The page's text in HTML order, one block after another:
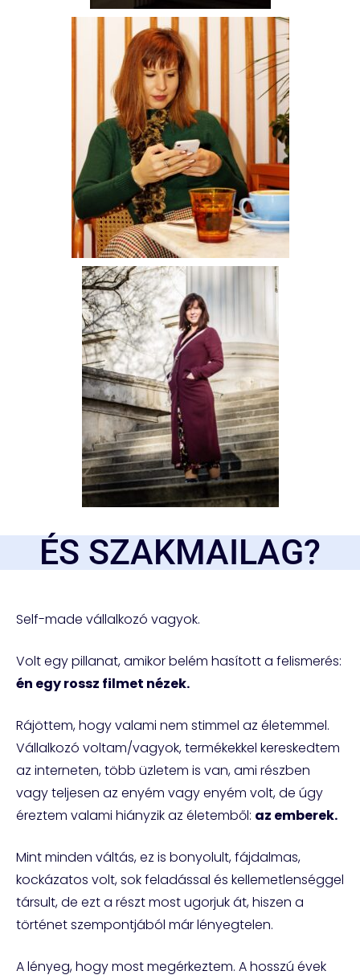
ÉS SZAKMAILAG?​
Self-made vállalkozó vagyok.
Volt egy pillanat, amikor belém hasított a felismerés:
én egy rossz filmet nézek.
Rájöttem, hogy valami nem stimmel az életemmel.
Vállalkozó voltam/vagyok, termékekkel kereskedtem
az interneten, több üzletem is van, ami részben
vagy teljesen az enyém vagy enyém volt, de úgy
éreztem valami hiányzik az életemből: az emberek.
Mint minden váltás, ez is bonyolult, fájdalmas,
kockázatos volt, sok feladással és kellemetlenséggel
társult, de ezt a részt most ugorjuk át, hiszen a
történet szempontjából már lényegtelen.
A lényeg, hogy most megérkeztem. A hosszú évek